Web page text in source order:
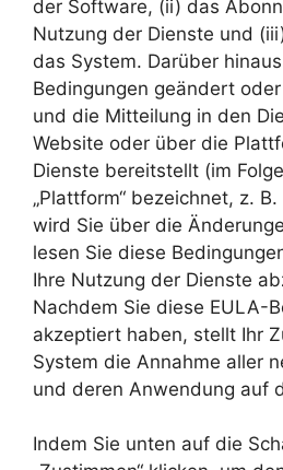
der Software, (ii) das
Nutzung der Dienste und
das System. Darüber
Bedingungen geändert
und die Mitteilung in den
Website oder über die
Dienste bereitstellt (im
„Plattform“ bezeichnet, z.
wird Sie über die
lesen Sie diese
Ihre Nutzung der Dienste
Nachdem Sie diese EULA-
akzeptiert haben, stellt Ihr
System die Annahme aller
und deren Anwendung auf
Indem Sie unten auf die